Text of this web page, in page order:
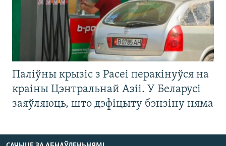
Паліўны крызіс з Расеі перакінуўся на
краіны Цэнтральнай Азіі. У Беларусі
заяўляюць, што дэфіцыту бэнзіну няма